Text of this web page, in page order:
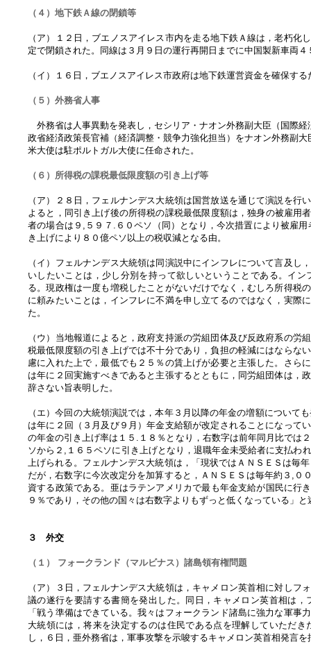
（４）地下鉄Ａ線の閉鎖等
（ア）１２日，ブエノスアイレス市内を走る地下鉄Ａ線は，老朽
定で閉鎖された。同線は３月９日の運行再開日までに中国製新車両
（イ）１６日，ブエノスアイレス市政府は地下鉄運営資金を確保す
（５）外務省人事
外務省は人事異動を発表し，セシリア・ナオン外務副大臣（国際
政省経済政策長官補（経済調整・競争力強化担当）をナオン外務副
米大使は駐ポルトガル大使に任命された。
（６）所得税の課税最低限度額の引き上げ等
（ア）２８日，フェルナンデス大統領は国営放送を通じて演説を
よると，同引き上げ後の所得税の課税最低限度額は，独身の被雇
者の場合は９,５９７.６０ペソ（同）となり，今次措置により被雇
き上げにより８０億ペソ以上の税収減となる由。
（イ）フェルナンデス大統領は同演説中にインフレについて言及
いしたいことは，少し分別を持って欲しいということである。イ
る。現政権は一度も増税したことがないだけでなく，むしろ所得税
に頼みたいことは，インフレに不満を申し立てるのではなく，実際
た。
（ウ）当地報道によると，政府支持派の労組団体及び反政府系の
税最低限度額の引き上げでは不十分であり，負担の軽減にはならな
慮に入れた上で，最低でも２５％の賃上げが必要と主張した。さら
は年に２回実施すべきであると主張するとともに，同労組団体は，
辞さない旨表明した。
（エ）今回の大統領演説では，本年３月以降の年金の増額につい
は年に２回（３月及び９月）年金支給額が改定されることになって
の年金の引き上げ率は１５.１８％となり，右数字は前年同月比では
ソから２,１６５ペソに引き上げとなり，退職年金未受給者に支払
上げられる。フェルナンデス大統領は，「現状ではＡＮＳＥＳは毎
だが，右数字に今次改定分を加算すると，ＡＮＳＥＳは毎年約３,
資する政策である。亜はラテンアメリカで最も年金支給が国民に
９％であり，その他の国々は右数字よりもずっと低くなっている」と
３ 外交
（１） フォークランド（マルビナス）諸島領有権問題
（ア）３日，フェルナンデス大統領は，キャメロン英首相に対し
議の遂行を要請する書簡を発出した。同日，キャメロン英首相は
「戦う準備はできている。我々はフォークランド諸島に強力な軍
大統領には，将来を決定するのは住民である点を理解していただ
し，６日，亜外務省は，軍事攻撃を示唆するキャメロン英首相発言